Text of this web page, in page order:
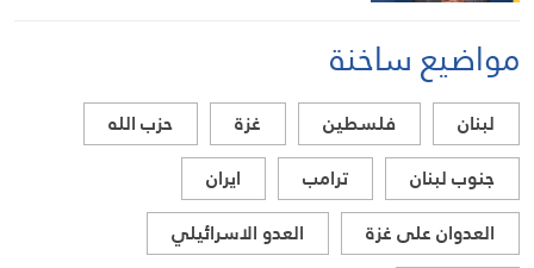
مواضيع ساخنة
لبنان فلسطين غزة
حزب الله
جنوب لبنان
ترامب
ايران
العدوان على غزة
العدو الاسرائيلي